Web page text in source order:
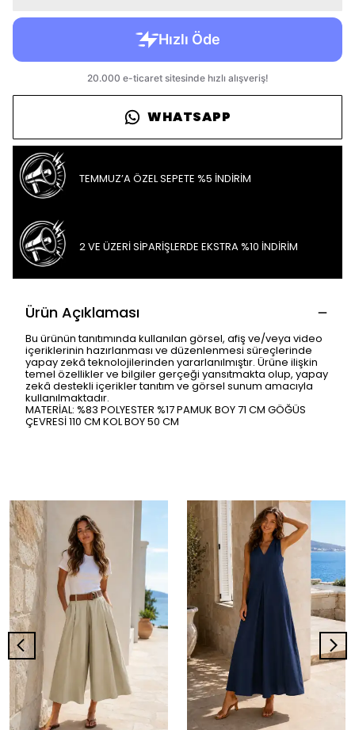
WHATSAPP
TEMMUZ’A ÖZEL SEPETE %5 İNDİRİM
2 VE ÜZERİ SİPARİŞLERDE EKSTRA %10 İNDİRİM
Ürün Açıklaması
Bu ürünün tanıtımında kullanılan görsel, afiş ve/veya video
içeriklerinin hazırlanması ve düzenlenmesi süreçlerinde
yapay zekâ teknolojilerinden yararlanılmıştır. Ürüne ilişkin
temel özellikler ve bilgiler gerçeği yansıtmakta olup, yapay
zekâ destekli içerikler tanıtım ve görsel sunum amacıyla
kullanılmaktadır.
MATERİAL: %83 POLYESTER %17 PAMUK BOY 71 CM GÖĞÜS
ÇEVRESİ 110 CM KOL BOY 50 CM